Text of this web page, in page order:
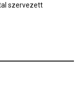
szervezett